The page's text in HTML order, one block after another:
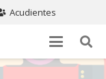
Acudientes